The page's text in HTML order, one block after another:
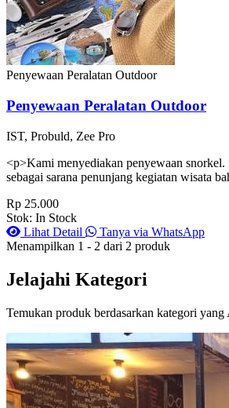
Penyewaan Peralatan Outdoor
Penyewaan Peralatan Outdoor
IST, Probuld, Zee Pro
<p>Kami menyediakan penyewaan
sebagai sarana penunjang kegiatan wisata
Rp 25.000
Stok: In Stock
Lihat Detail
Tanya via WhatsApp
Menampilkan 1 - 2 dari 2 produk
Jelajahi Kategori
Temukan produk berdasarkan kategori yang